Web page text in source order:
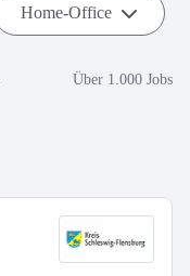
Home-Office
Über 1.000 Jobs